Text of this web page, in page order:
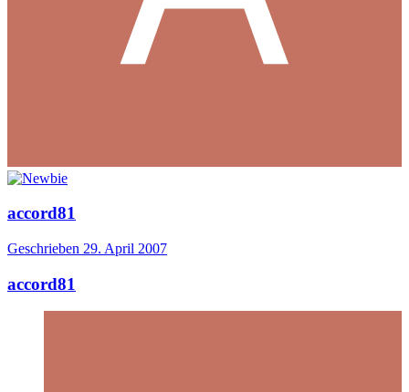
accord81
Geschrieben 29. April 2007
accord81